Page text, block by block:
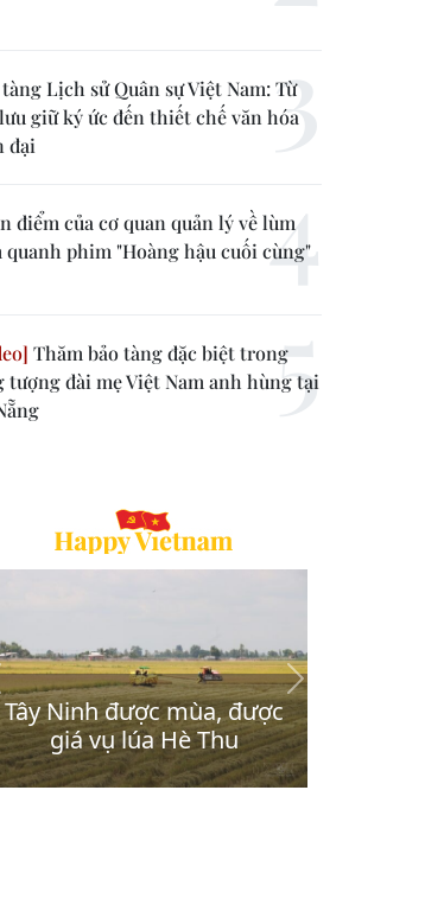
Lịch sử Quân sự Việt Nam: Từ
giữ ký ức đến thiết chế văn hóa
đại
điểm của cơ quan quản lý về lùm
quanh phim "Hoàng hậu cuối cùng"
Thăm bảo tàng đặc biệt trong
tượng đài mẹ Việt Nam anh hùng tại